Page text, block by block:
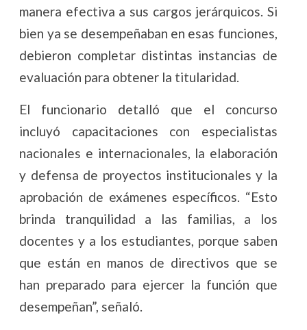
manera efectiva a sus cargos jerárquicos. Si
bien ya se desempeñaban en esas funciones,
debieron completar distintas instancias de
evaluación para obtener la titularidad.
El funcionario detalló que el concurso
incluyó capacitaciones con especialistas
nacionales e internacionales, la elaboración
y defensa de proyectos institucionales y la
aprobación de exámenes específicos. “Esto
brinda tranquilidad a las familias, a los
docentes y a los estudiantes, porque saben
que están en manos de directivos que se
han preparado para ejercer la función que
desempeñan”, señaló.